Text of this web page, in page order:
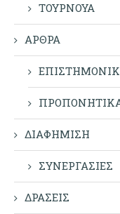
ΤΟΥΡΝΟΥΑ
ΑΡΘΡΑ
ΔΙΑΦΗΜΙΣΗ
ΣΥΝΕΡΓΑΣΙΕΣ
ΔΡΑΣΕΙΣ